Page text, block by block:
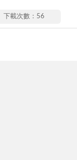
下載次數：56